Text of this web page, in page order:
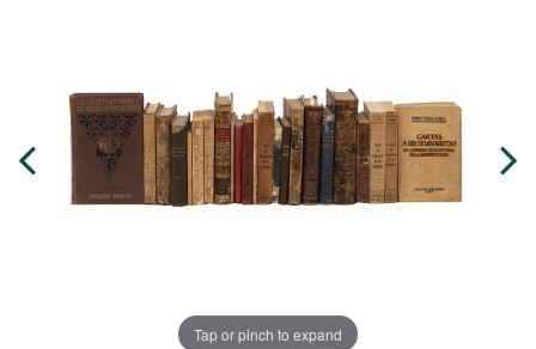
Tap or pinch to expand